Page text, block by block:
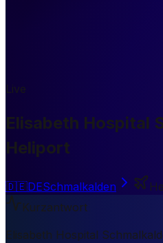
Live
Elisabeth Hospital
Heliport
🇩🇪DESchmalkalden
Kurzantwort
Elisabeth Hospital